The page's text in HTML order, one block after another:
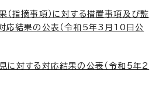
（指摘事項）に対する措置事項及び監
応結果の公表（令和5年3月10日公
に対する対応結果の公表（令和5年2